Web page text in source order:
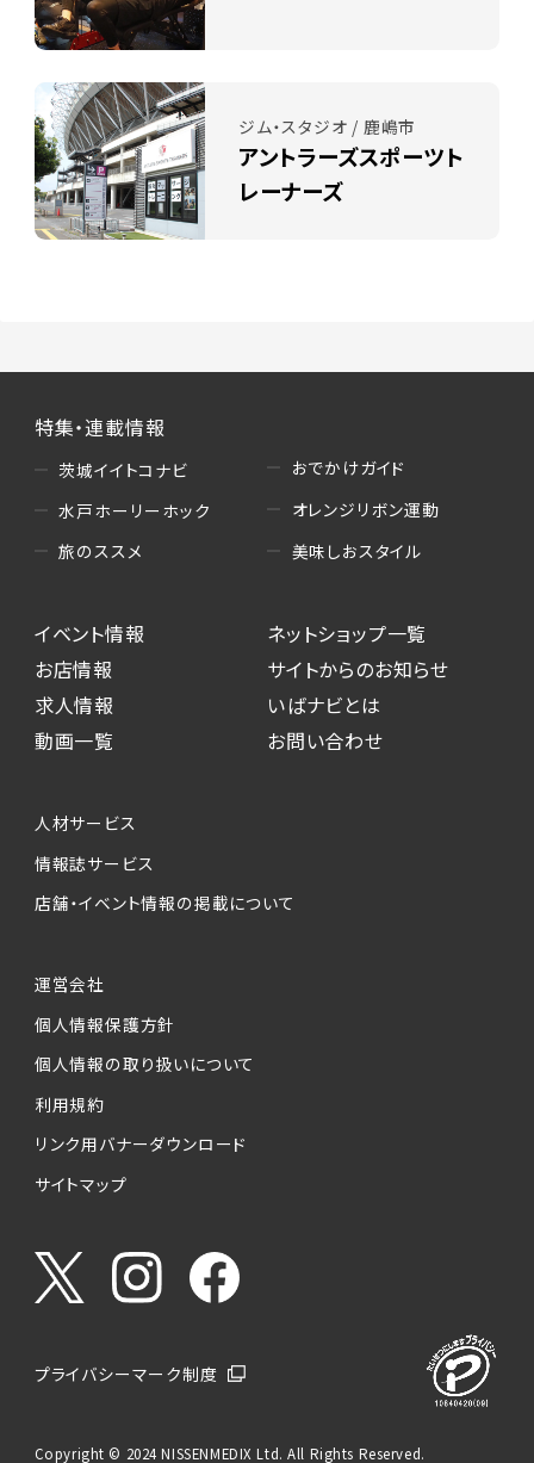
ジム・スタジオ / 鹿嶋市
アントラーズスポーツト
レーナーズ
特集・連載情報
茨城イイトコナビ
水戸ホーリーホック
旅のススメ
おでかけガイド
オレンジリボン運動
美味しおスタイル
イベント情報
お店情報
求人情報
動画一覧
ネットショップ一覧
サイトからのお知らせ
いばナビとは
お問い合わせ
人材サービス
情報誌サービス
店舗・イベント情報の掲載について
運営会社
個人情報保護方針
個人情報の取り扱いについて
利用規約
リンク用バナーダウンロード
サイトマップ
プライバシーマーク制度
Copyright © 2024 NISSENMEDIX Ltd. All Rights Reserved.